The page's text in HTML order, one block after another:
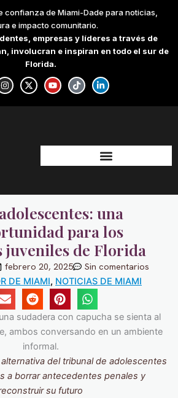
confianza de Miami-Dade para noticias,
e impacto comunitario.
empresas y líderes a través de
involucran e inspiran en todo el sur de
Florida.
I
n
s
t
X
-
t
w
Y
o
u
t
T
i
k
t
L
i
n
k
-
i
n
una
para los
juveniles de Florida
febrero 20, 2025 Sin comentarios
DE MIAMI, NOTICIAS DE MIAMI
del tribunal de adolescentes
a borrar antecedentes penales y
su futuro